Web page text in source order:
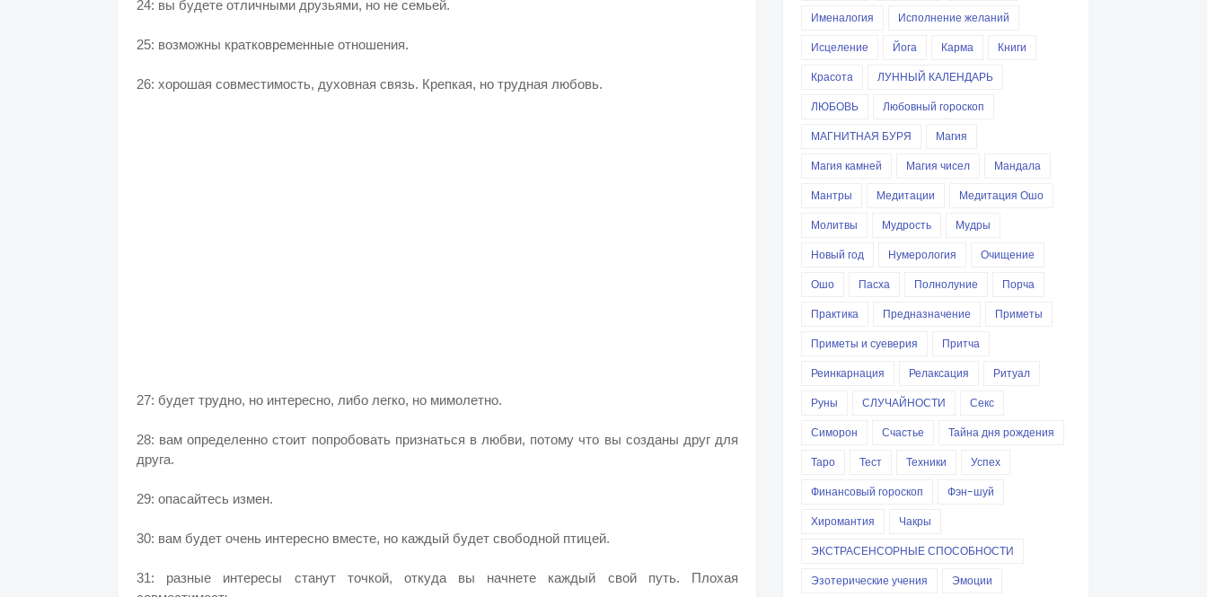
24: вы будете отличными друзьями, но не семьей.
25: возможны кратковременные отношения.
26: хорошая совместимость, духовная связь. Крепкая, но трудная любовь.
27: будет трудно, но интересно, либо легко, но мимолетно.
28: вам определенно стоит попробовать признаться в любви, потому что вы созданы друг для
друга.
29: опасайтесь измен.
30: вам будет очень интересно вместе, но каждый будет свободной птицей.
31: разные интересы станут точкой, откуда вы начнете каждый свой путь. Плохая
Именалогия
Исполнение желаний
Исцеление
Йога Карма
Книги
Красота
ЛУННЫЙ КАЛЕНДАРЬ
ЛЮБОВЬ
Любовный гороскоп
МАГНИТНАЯ БУРЯ
Магия
Магия камней
Магия чисел
Мандала
Мантры
Медитации
Медитация Ошо
Молитвы
Мудрость
Мудры
Новый год
Нумерология
Очищение
Ошо
Пасха Полнолуние
Порча
Практика
Предназначение
Приметы
Приметы и суеверия
Притча
Реинкарнация
Релаксация
Ритуал
Руны
СЛУЧАЙНОСТИ
Секс
Симорон
Счастье
Тайна дня рождения
Таро
Тест Техники
Успех
Финансовый гороскоп
Фэн-шуй
Хиромантия
Чакры
ЭКСТРАСЕНСОРНЫЕ СПОСОБНОСТИ
Эзотерические учения
Эмоции